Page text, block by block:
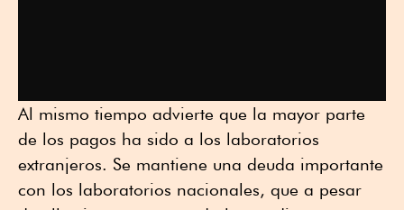
Al mismo tiempo advierte que la mayor parte
de los pagos ha sido a los laboratorios
extranjeros. Se mantiene una deuda importante
con los laboratorios nacionales, que a pesar